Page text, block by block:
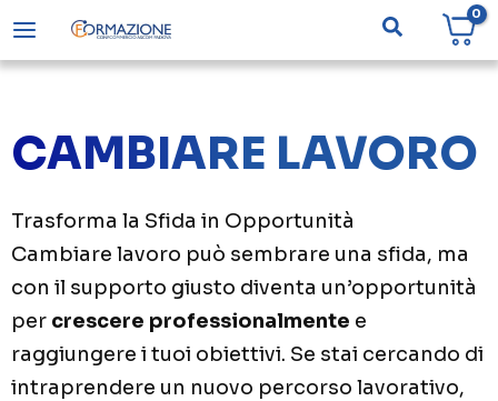
contenuto
Cerca
CAMBIARE LAVORO
Trasforma la Sfida in Opportunità
Cambiare lavoro può sembrare una sfida, ma
con il supporto giusto diventa un’opportunità
per crescere professionalmente e
raggiungere i tuoi obiettivi. Se stai cercando di
intraprendere un nuovo percorso lavorativo,